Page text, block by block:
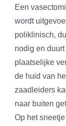
Een
wordt
poliklinisch,
nodig en
plaatselijke
de huid van
zaadleiders
naar buiten
Op het